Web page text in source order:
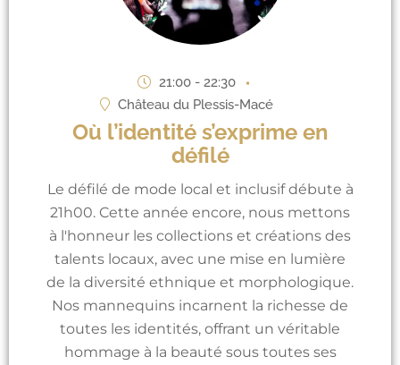
21:00 - 22:30
Château du Plessis-Macé
Où l’identité s’exprime en
défilé
Le défilé de mode local et inclusif débute à
21h00. Cette année encore, nous mettons
à l'honneur les collections et créations des
talents locaux, avec une mise en lumière
de la diversité ethnique et morphologique.
Nos mannequins incarnent la richesse de
toutes les identités, offrant un véritable
hommage à la beauté sous toutes ses